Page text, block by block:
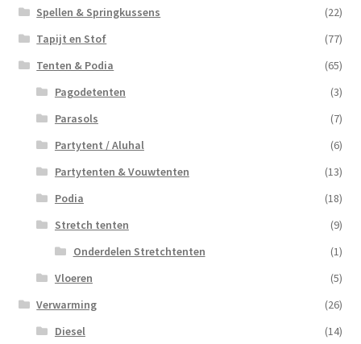
Spellen & Springkussens
(22)
Tapijt en Stof
(77)
Tenten & Podia
(65)
Pagodetenten
(3)
Parasols
(7)
Partytent / Aluhal
(6)
Partytenten & Vouwtenten
(13)
Podia
(18)
Stretch tenten
(9)
Onderdelen Stretchtenten
(1)
Vloeren
(5)
Verwarming
(26)
Diesel
(14)